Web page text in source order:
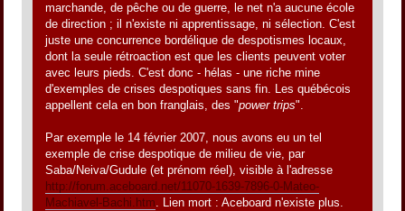
marchande, de pêche ou de guerre, le net n'a aucune école
de direction ; il n'existe ni apprentissage, ni sélection. C'est
juste une concurrence bordélique de despotismes locaux,
dont la seule rétroaction est que les clients peuvent voter
avec leurs pieds. C'est donc - hélas - une riche mine
d'exemples de crises despotiques sans fin. Les québécois
appellent cela en bon franglais, des "power trips".
Par exemple le 14 février 2007, nous avons eu un tel
exemple de crise despotique de milieu de vie, par
Saba/Neiva/Gudule (et prénom réel), visible à l'adresse
http://forum.aceboard.net/11070-1639-7896-0-Mateo-
Machiavel-Bachi.htm. Lien mort : Aceboard n'existe plus.